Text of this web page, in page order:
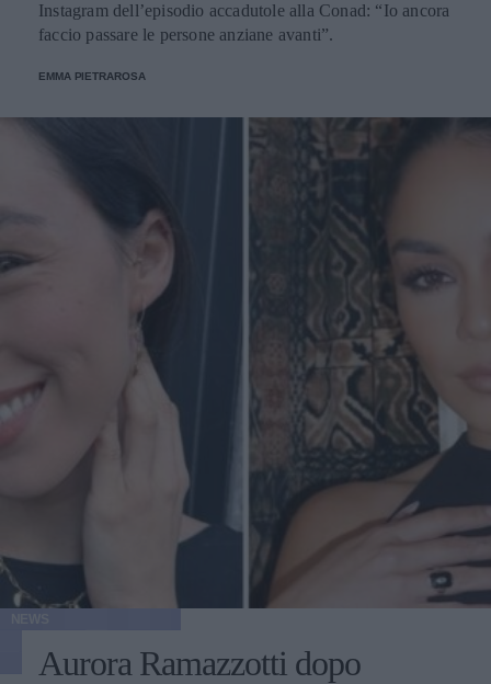
Instagram dell’episodio accadutole alla Conad: “Io ancora
faccio passare le persone anziane avanti”.
EMMA PIETRAROSA
Aurora Ramazzotti dopo